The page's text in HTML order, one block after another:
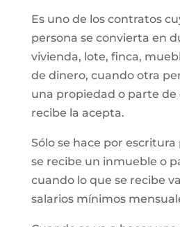
Es uno de los contratos
persona se convierta en
vivienda, lote, finca,
de dinero, cuando otra
una propiedad o parte de
recibe la acepta.
Sólo se hace por
se recibe un inmueble o
cuando lo que se recibe
salarios mínimos